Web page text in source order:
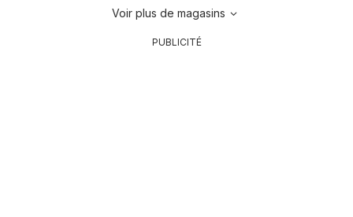
Voir plus de magasins
PUBLICITÉ